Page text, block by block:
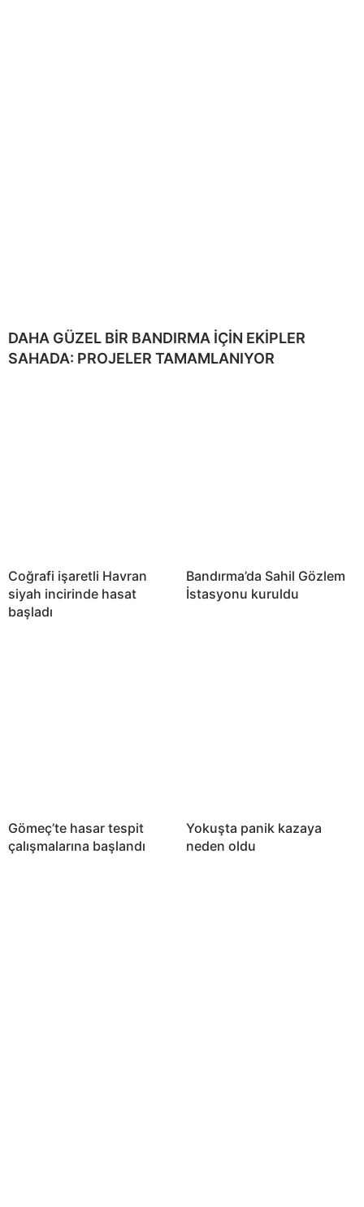
DAHA GÜZEL BİR BANDIRMA İÇİN EKİPLER
SAHADA: PROJELER TAMAMLANIYOR
Coğrafi işaretli Havran
siyah incirinde hasat
başladı
Bandırma’da Sahil Gözlem
İstasyonu kuruldu
Gömeç’te hasar tespit
çalışmalarına başlandı
Yokuşta panik kazaya
neden oldu